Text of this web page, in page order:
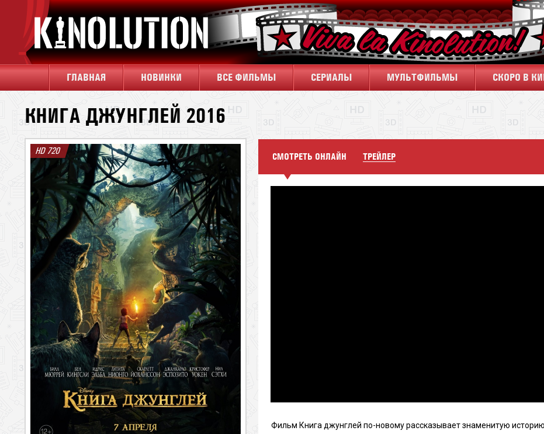
ГЛАВНАЯ НОВИНКИ ВСЕ ФИЛЬМЫ CЕРИАЛЫ МУЛЬТФИЛЬМЫ СКОРО В
КНИГА ДЖУНГЛЕЙ 2016
HD 720
СМОТРЕТЬ ОНЛАЙН ТРЕЙЛЕР
Фильм Книга джунглей по-новому рассказывает знаменитую